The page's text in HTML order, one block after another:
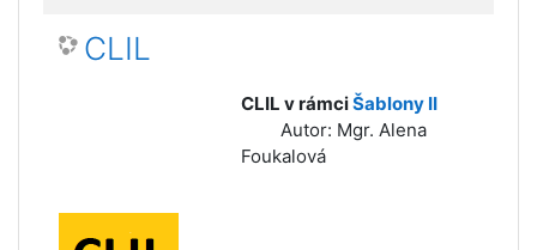
CLIL
CLIL v rámciŠablony II
Autor: Mgr. Alena
Foukalová